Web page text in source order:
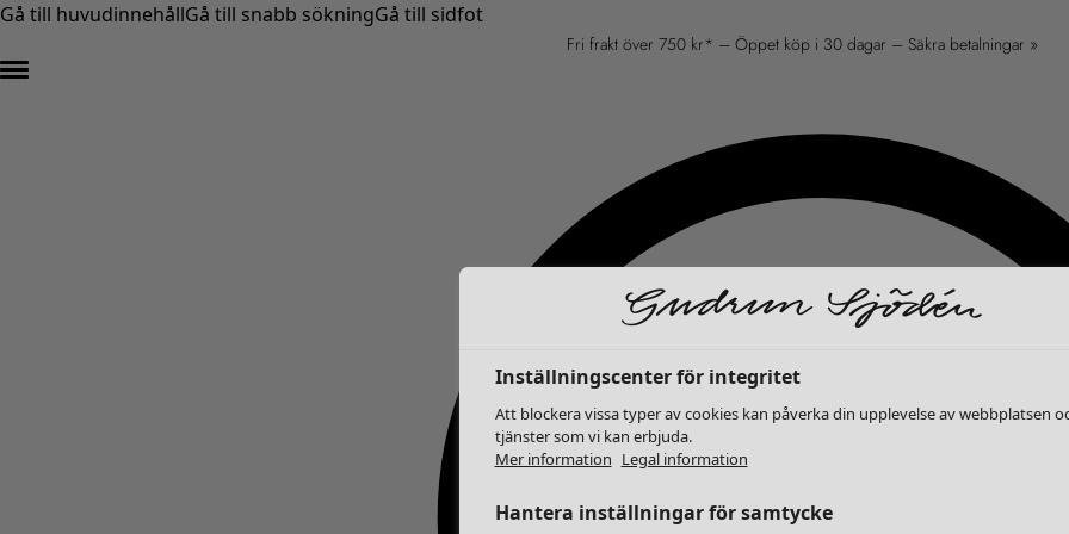
Gå till huvudinnehållGå till snabb sökningGå till sidfot
Fri frakt över 750 kr* – Öppet köp i 30 dagar – Säkra betalningar »
Inställningscenter för integritet
Att blockera vissa typer av cookies kan påverka din upplevelse av webbplatsen
tjänster som vi kan erbjuda.
Mer information Legal information
Hantera inställningar för samtycke